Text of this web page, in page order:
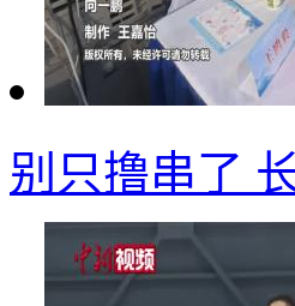
别只撸串了